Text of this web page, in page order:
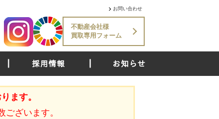
不動産会社様
買取専用フォーム
お問い合わせ
採用情報 お知らせ
ます。
ざいます。